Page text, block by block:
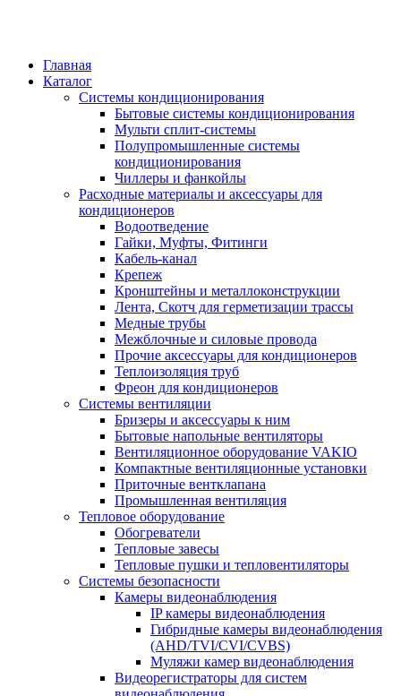
Главная
Каталог
Системы кондиционирования
Бытовые системы кондиционирования
Мульти сплит-системы
Полупромышленные системы
кондиционирования
Чиллеры и фанкойлы
Расходные материалы и аксессуары для
кондиционеров
Водоотведение
Гайки, Муфты, Фитинги
Кабель-канал
Крепеж
Кронштейны и металлоконструкции
Лента, Скотч для герметизации трассы
Медные трубы
Межблочные и силовые провода
Прочие аксессуары для кондиционеров
Теплоизоляция труб
Фреон для кондиционеров
Системы вентиляции
Бризеры и аксессуары к ним
Бытовые напольные вентиляторы
Вентиляционное оборудование VAKIO
Компактные вентиляционные установки
Приточные вентклапана
Промышленная вентиляция
Тепловое оборудование
Обогреватели
Тепловые завесы
Тепловые пушки и тепловентиляторы
Системы безопасности
Камеры видеонаблюдения
IP камеры видеонаблюдения
Гибридные камеры видеонаблюдения
(AHD/TVI/CVI/CVBS)
Муляжи камер видеонаблюдения
Видеорегистраторы для систем